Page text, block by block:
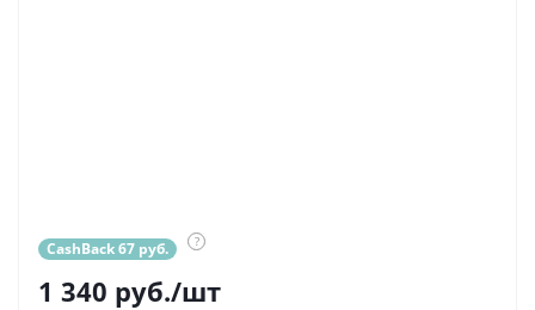
CashBack 67 руб. ?
1 340 руб./шт